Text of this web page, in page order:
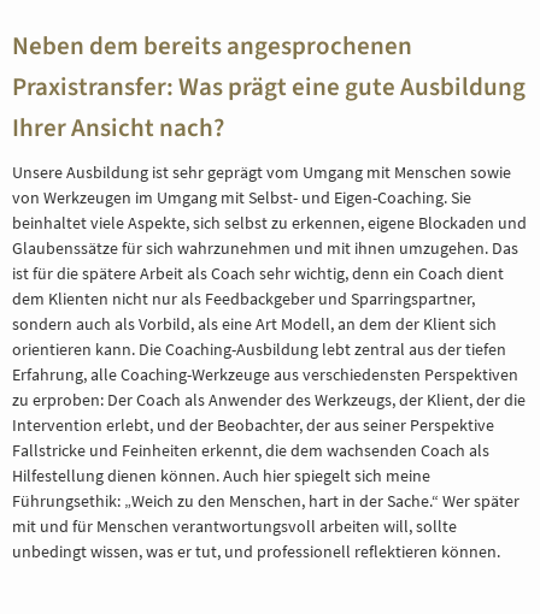
Neben dem bereits angesprochenen
Praxistransfer: Was prägt eine gute Ausbildung
Ihrer Ansicht nach?
Unsere Ausbildung ist sehr geprägt vom Umgang mit Menschen sowie
von Werkzeugen im Umgang mit Selbst- und Eigen-Coaching. Sie
beinhaltet viele Aspekte, sich selbst zu erkennen, eigene Blockaden und
Glaubenssätze für sich wahrzunehmen und mit ihnen umzugehen. Das
ist für die spätere Arbeit als Coach sehr wichtig, denn ein Coach dient
dem Klienten nicht nur als Feedbackgeber und Sparringspartner,
sondern auch als Vorbild, als eine Art Modell, an dem der Klient sich
orientieren kann. Die Coaching-Ausbildung lebt zentral aus der tiefen
Erfahrung, alle Coaching-Werkzeuge aus verschiedensten Perspektiven
zu erproben: Der Coach als Anwender des Werkzeugs, der Klient, der die
Intervention erlebt, und der Beobachter, der aus seiner Perspektive
Fallstricke und Feinheiten erkennt, die dem wachsenden Coach als
Hilfestellung dienen können. Auch hier spiegelt sich meine
Führungsethik: „Weich zu den Menschen, hart in der Sache.“ Wer später
mit und für Menschen verantwortungsvoll arbeiten will, sollte
unbedingt wissen, was er tut, und professionell reflektieren können.